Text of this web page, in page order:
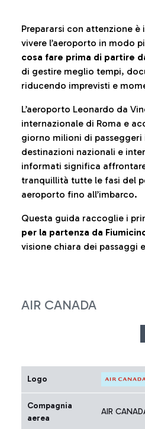
Prepararsi con attenzione è
vivere l’aeroporto in modo
cosa fare prima di partire
di gestire meglio tempi,
riducendo imprevisti e
L’aeroporto Leonardo da
internazionale di Roma e
giorno milioni di passeggeri
destinazioni nazionali e
informati significa
tranquillità tutte le fasi del
aeroporto fino all’imbarco.
Questa guida raccoglie i
per la partenza da
visione chiara dei passaggi
AIR CANADA
Logo
Compagnia
aerea
AIR